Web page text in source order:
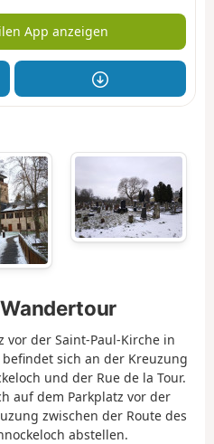
App anzeigen
vor der Saint-Paul-Kirche in
sich an der Kreuzung
und der Rue de la Tour.
auf dem Parkplatz vor der
zwischen der Route des
abstellen.